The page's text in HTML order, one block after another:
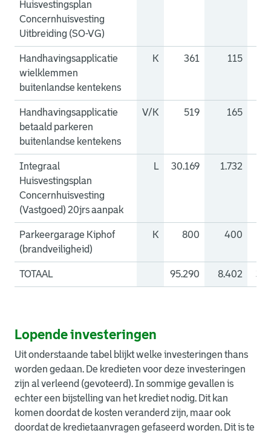
Huisvestingsplan
Concernhuisvesting
Uitbreiding (SO-VG)
Handhavingsapplicatie
wielklemmen
buitenlandse kentekens
K 361 115
Handhavingsapplicatie
betaald parkeren
buitenlandse kentekens
V/K 519 165
Integraal
Huisvestingsplan
Concernhuisvesting
(Vastgoed) 20jrs aanpak
L 30.169 1.732
Parkeergarage Kiphof
(brandveiligheid)
K 800 400
TOTAAL 95.290 8.402
Lopende investeringen
Uit onderstaande tabel blijkt welke investeringen thans
worden gedaan. De kredieten voor deze investeringen
zijn al verleend (gevoteerd). In sommige gevallen is
echter een bijstelling van het krediet nodig. Dit kan
komen doordat de kosten veranderd zijn, maar ook
doordat de kredietaanvragen gefaseerd worden. Dit is te